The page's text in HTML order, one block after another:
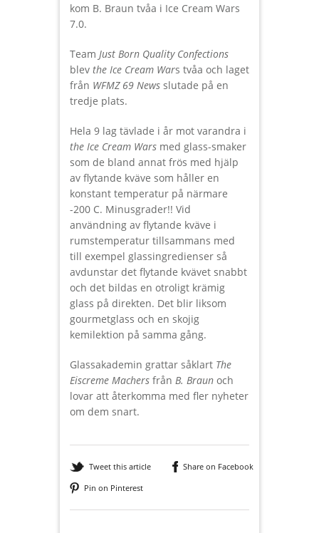
kom B. Braun tvåa i Ice Cream Wars
7.0.
Team Just Born Quality Confections
blev the Ice Cream Wars tvåa och laget
från WFMZ 69 News slutade på en
tredje plats.
Hela 9 lag tävlade i år mot varandra i
the Ice Cream Wars med glass-smaker
som de bland annat frös med hjälp
av flytande kväve som håller en
konstant temperatur på närmare
-200 C. Minusgrader!! Vid
användning av flytande kväve i
rumstemperatur tillsammans med
till exempel glassingredienser så
avdunstar det flytande kvävet snabbt
och det bildas en otroligt krämig
glass på direkten. Det blir liksom
gourmetglass och en skojig
kemilektion på samma gång.
Glassakademin grattar såklart The
Eiscreme Machers från B. Braun och
lovar att återkomma med fler nyheter
om dem snart.
Tweet this article
Share on Facebook
Pin on Pinterest